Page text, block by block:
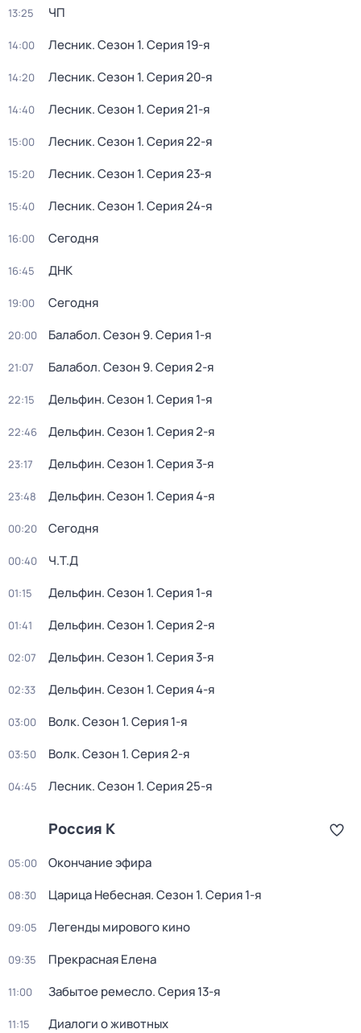
13:25 ЧП
14:00 Лесник. Сезон 1. Серия 19-я
14:20 Лесник. Сезон 1. Серия 20-я
14:40 Лесник. Сезон 1. Серия 21-я
15:00 Лесник. Сезон 1. Серия 22-я
15:20 Лесник. Сезон 1. Серия 23-я
15:40 Лесник. Сезон 1. Серия 24-я
16:00 Сегодня
16:45 ДНК
19:00 Сегодня
20:00 Балабол. Сезон 9. Серия 1-я
21:07 Балабол. Сезон 9. Серия 2-я
22:15 Дельфин. Сезон 1. Серия 1-я
22:46 Дельфин. Сезон 1. Серия 2-я
23:17 Дельфин. Сезон 1. Серия 3-я
23:48 Дельфин. Сезон 1. Серия 4-я
00:20 Сегодня
00:40 Ч.T.Д
01:15 Дельфин. Сезон 1. Серия 1-я
01:41 Дельфин. Сезон 1. Серия 2-я
02:07 Дельфин. Сезон 1. Серия 3-я
02:33 Дельфин. Сезон 1. Серия 4-я
03:00 Волк. Сезон 1. Серия 1-я
03:50 Волк. Сезон 1. Серия 2-я
04:45 Лесник. Сезон 1. Серия 25-я
Россия К
05:00 Окончание эфира
08:30 Царица Небесная. Сезон 1. Серия 1-я
09:05 Легенды мирового кино
09:35 Прекрасная Елена
11:00 Забытое ремесло. Серия 13-я
11:15 Диалоги о животных